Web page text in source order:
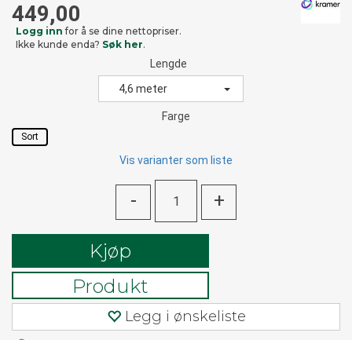
449,00
Logg inn for å se dine nettopriser.
Ikke kunde enda? Søk her.
Lengde
4,6 meter
Farge
Sort
Vis varianter som liste
- +
Kjøp
Produkt
Legg i ønskeliste